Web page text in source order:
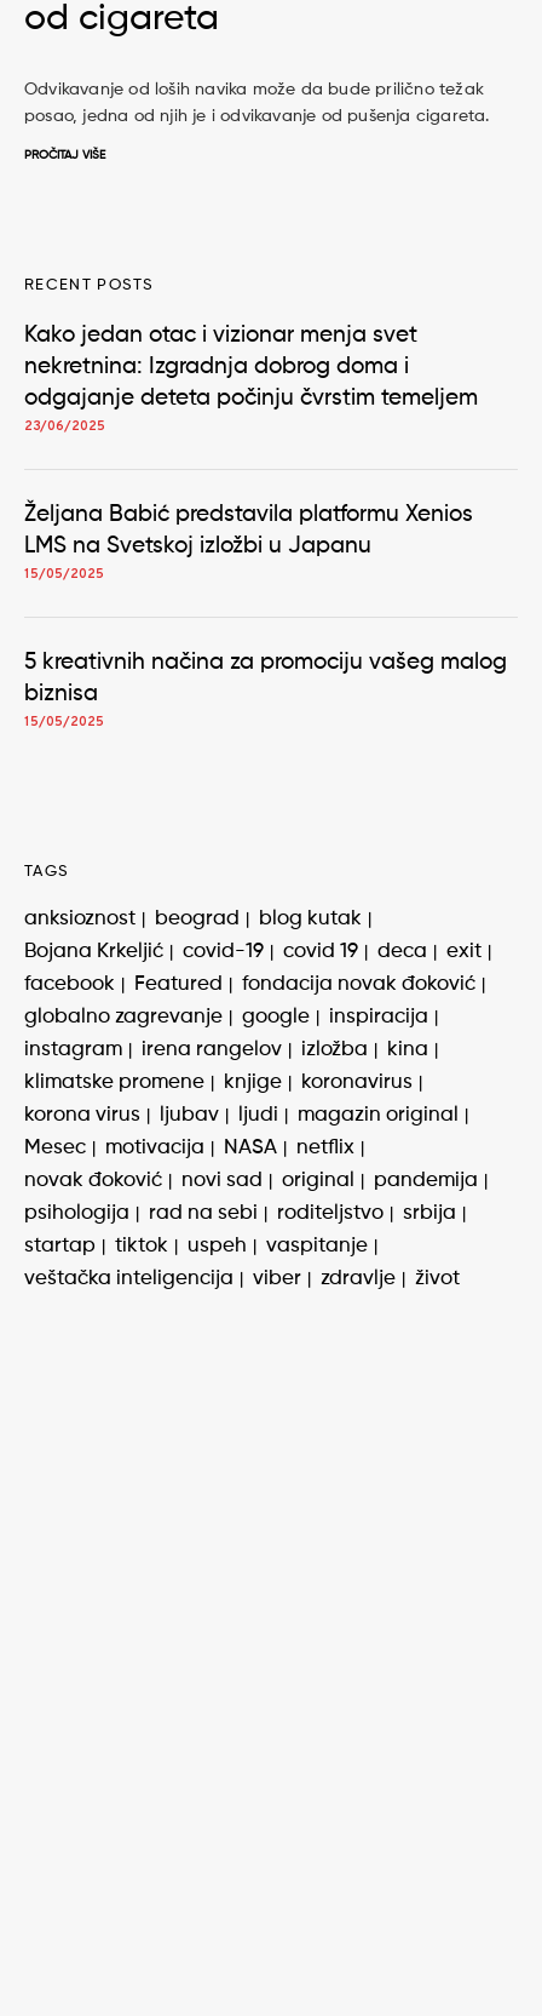
od cigareta
Odvikavanje od loših navika može da bude prilično težak
posao, jedna od njih je i odvikavanje od pušenja cigareta.
PROČITAJ VIŠE
RECENT POSTS
Kako jedan otac i vizionar menja svet
nekretnina: Izgradnja dobrog doma i
odgajanje deteta počinju čvrstim temeljem
23/06/2025
Željana Babić predstavila platformu Xenios
LMS na Svetskoj izložbi u Japanu
15/05/2025
5 kreativnih načina za promociju vašeg malog
biznisa
15/05/2025
TAGS
anksioznost beograd
blog kutak
Bojana Krkeljić
covid-19 covid 19 deca
exit
facebook
Featured
fondacija novak đoković
globalno zagrevanje
google
inspiracija
instagram
irena rangelov izložba
kina
klimatske promene
knjige
koronavirus
korona virus
ljubav ljudi
magazin original
Mesec
motivacija NASA
netflix
novak đoković
novi sad original
pandemija
psihologija
rad na sebi roditeljstvo
srbija
startap
tiktok uspeh
vaspitanje
veštačka inteligencija
viber zdravlje život